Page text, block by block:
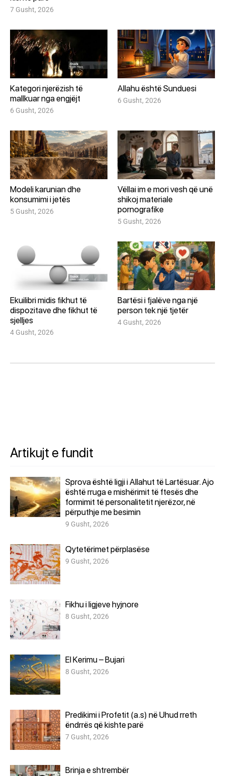
7 Gusht, 2026
Kategori njerëzish të
mallkuar nga engjëjt
6 Gusht, 2026
Allahu është Sunduesi
6 Gusht, 2026
Modeli karunian dhe
konsumimi i jetës
5 Gusht, 2026
Vëllai im e mori vesh që unë
shikoj materiale
pornografike
5 Gusht, 2026
Ekuilibri midis fikhut të
dispozitave dhe fikhut të
sjelljes
4 Gusht, 2026
Bartësi i fjalëve nga një
person tek një tjetër
4 Gusht, 2026
Artikujt e fundit
Sprova është ligji i Allahut të Lartësuar. Ajo
është rruga e mishërimit të ftesës dhe
formimit të personalitetit njerëzor, në
përputhje me besimin
9 Gusht, 2026
Qytetërimet përplasëse
9 Gusht, 2026
Fikhu i ligjeve hyjnore
8 Gusht, 2026
El Kerimu – Bujari
8 Gusht, 2026
Predikimi i Profetit (a.s) në Uhud rreth
ëndrrës që kishte parë
7 Gusht, 2026
Brinja e shtrembër